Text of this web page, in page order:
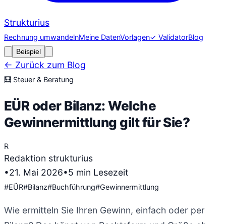
Strukturius
Rechnung umwandelnMeine DatenVorlagen✓ ValidatorBlog
Beispiel
← Zurück zum Blog
🧮 Steuer & Beratung
EÜR oder Bilanz: Welche
Gewinnermittlung gilt für Sie?
R
Redaktion strukturius
•21. Mai 2026•5 min Lesezeit
#EÜR#Bilanz#Buchführung#Gewinnermittlung
Wie ermitteln Sie Ihren Gewinn, einfach oder per